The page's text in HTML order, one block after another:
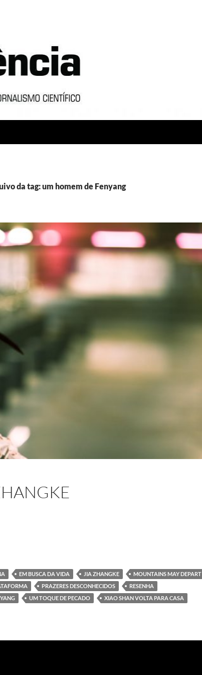
da tag: um homem de Fenyang
de Jia Zhangke
EM BUSCA DA VIDA JIA ZHANGKE
MOUNTAINS MAY DEPART
PRAZERES DESCONHECIDOS
RESENHA
UM TOQUE DE PECADO
XIAO SHAN VOLTA PARA CASA